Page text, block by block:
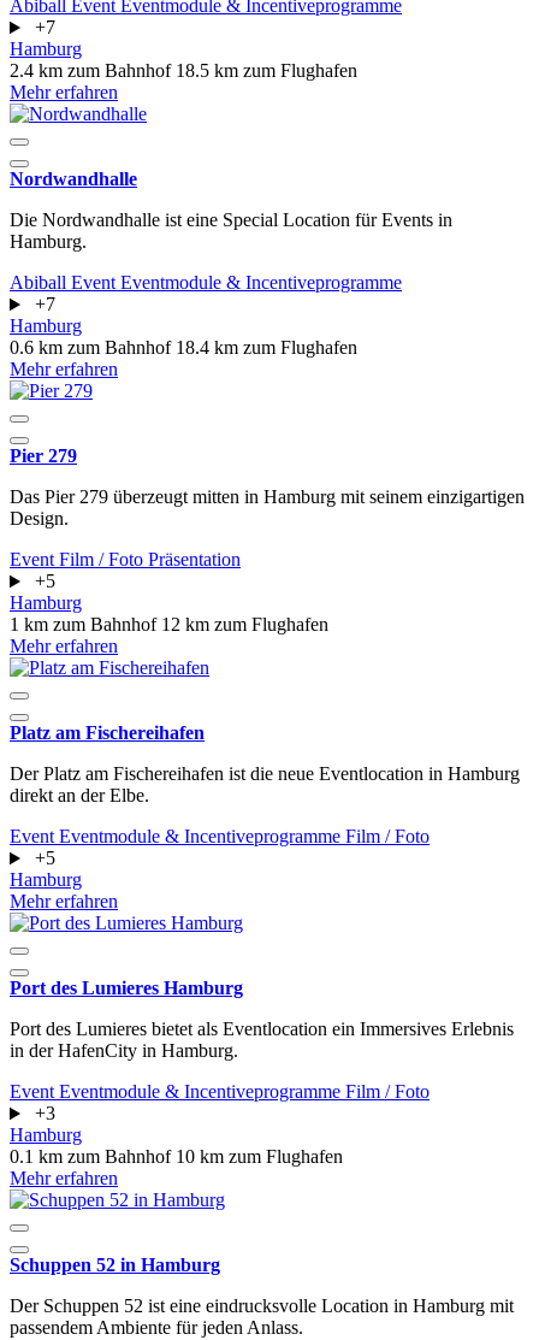
Abiball Event Eventmodule & Incentiveprogramme
+7
Hamburg
2.4 km zum Bahnhof 18.5 km zum Flughafen
Mehr erfahren
Nordwandhalle
Die Nordwandhalle ist eine Special Location für Events in
Hamburg.
Abiball Event Eventmodule & Incentiveprogramme
+7
Hamburg
0.6 km zum Bahnhof 18.4 km zum Flughafen
Mehr erfahren
Pier 279
Das Pier 279 überzeugt mitten in Hamburg mit seinem einzigartigen
Design.
Event Film / Foto Präsentation
+5
Hamburg
1 km zum Bahnhof 12 km zum Flughafen
Mehr erfahren
Platz am Fischereihafen
Der Platz am Fischereihafen ist die neue Eventlocation in Hamburg
direkt an der Elbe.
Event Eventmodule & Incentiveprogramme Film / Foto
+5
Hamburg
Mehr erfahren
Port des Lumieres Hamburg
Port des Lumieres bietet als Eventlocation ein Immersives Erlebnis
in der HafenCity in Hamburg.
Event Eventmodule & Incentiveprogramme Film / Foto
+3
Hamburg
0.1 km zum Bahnhof 10 km zum Flughafen
Mehr erfahren
Schuppen 52 in Hamburg
Der Schuppen 52 ist eine eindrucksvolle Location in Hamburg mit
passendem Ambiente für jeden Anlass.